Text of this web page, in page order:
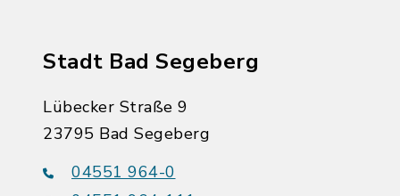
Stadt Bad Segeberg
Lübecker Straße 9
23795 Bad Segeberg
04551 964-0